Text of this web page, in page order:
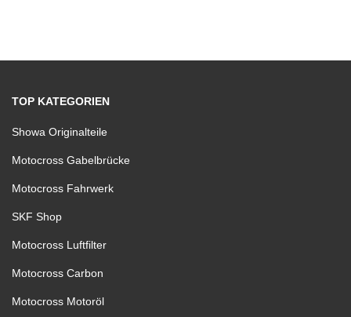
TOP KATEGORIEN
Showa Originalteile
Motocross Gabelbrücke
Motocross Fahrwerk
SKF Shop
Motocross Luftfilter
Motocross Carbon
Motocross Motoröl